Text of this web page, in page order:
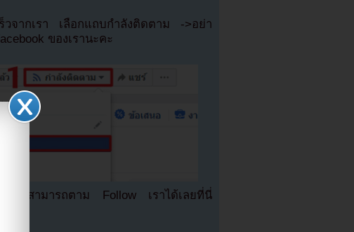
วจากเรา เลือกแถบกำลังติดตาม ->อย่า
ของเรานะคะ
งทางสามารถตาม Follow เราได้เลยที่นี่